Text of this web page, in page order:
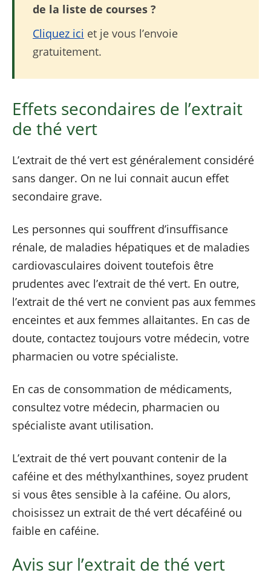
de la liste de courses ?
Cliquez ici et je vous l’envoie
gratuitement.
Effets secondaires de l’extrait
de thé vert
L’extrait de thé vert est généralement considéré
sans danger. On ne lui connait aucun effet
secondaire grave.
Les personnes qui souffrent d’insuffisance
rénale, de maladies hépatiques et de maladies
cardiovasculaires doivent toutefois être
prudentes avec l’extrait de thé vert. En outre,
l’extrait de thé vert ne convient pas aux femmes
enceintes et aux femmes allaitantes. En cas de
doute, contactez toujours votre médecin, votre
pharmacien ou votre spécialiste.
En cas de consommation de médicaments,
consultez votre médecin, pharmacien ou
spécialiste avant utilisation.
L’extrait de thé vert pouvant contenir de la
caféine et des méthylxanthines, soyez prudent
si vous êtes sensible à la caféine. Ou alors,
choisissez un extrait de thé vert décaféiné ou
faible en caféine.
Avis sur l’extrait de thé vert